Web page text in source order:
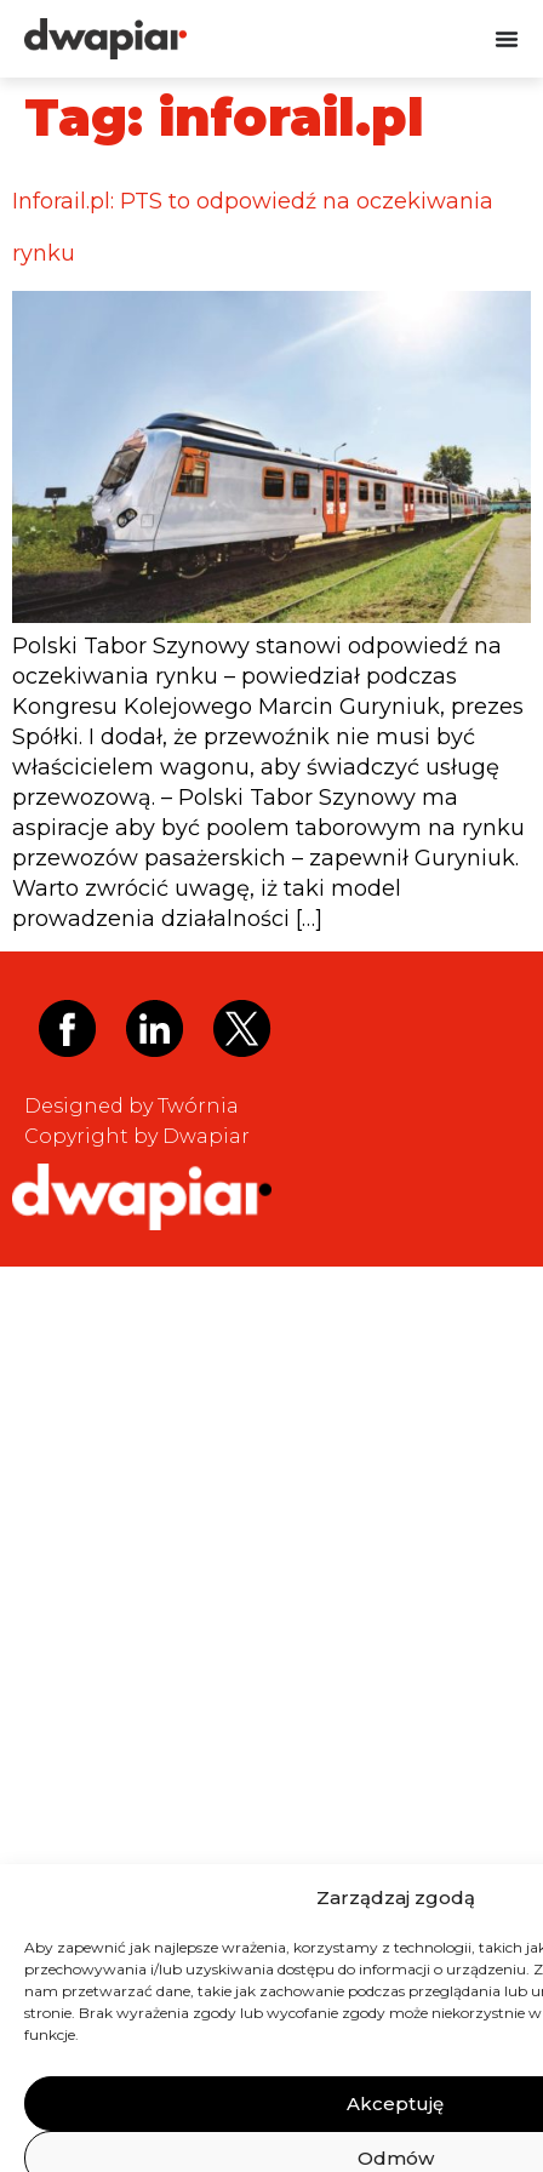
Zarządzaj zgodą
Aby zapewnić jak najlepsze wrażenia, korzystamy z technologii, takich
przechowywania i/lub uzyskiwania dostępu do informacji o urządzeniu.
nam przetwarzać dane, takie jak zachowanie podczas przeglądania lub
stronie. Brak wyrażenia zgody lub wycofanie zgody może niekorzystnie
funkcje.
Akceptuję
Odmów
Tag: inforail.pl
Inforail.pl: PTS to odpowiedź na oczekiwania
rynku
Polski Tabor Szynowy stanowi odpowiedź na
oczekiwania rynku – powiedział podczas
Kongresu Kolejowego Marcin Guryniuk, prezes
Spółki. I dodał, że przewoźnik nie musi być
właścicielem wagonu, aby świadczyć usługę
przewozową. – Polski Tabor Szynowy ma
aspiracje aby być poolem taborowym na rynku
przewozów pasażerskich – zapewnił Guryniuk.
Warto zwrócić uwagę, iż taki model
prowadzenia działalności […]
Designed by Twórnia
Copyright by Dwapiar